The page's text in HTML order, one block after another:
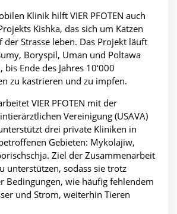
Klinik hilft VIER PFOTEN auch
Kishka, das sich um Katzen
Strasse leben. Das Projekt läuft
Boryspil, Uman und Poltawa
Ende des Jahres 10‘000
zu kastrieren und zu impfen.
VIER PFOTEN mit der
Vereinigung (USAVA)
drei private Kliniken in
Gebieten: Mykolajiw,
Ziel der Zusammenarbeit
unterstützen, sodass sie trotz
Bedingungen, wie häufig fehlendem
und Strom, weiterhin Tieren